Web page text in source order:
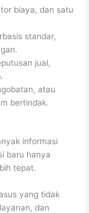
biaya, dan satu
standar,
jual,
atau
bertindak.
informasi
baru hanya
tepat.
yang tidak
dan